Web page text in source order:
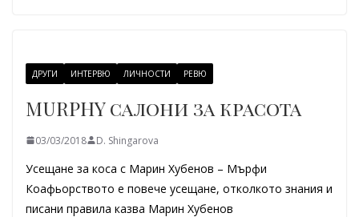
ДРУГИ ИНТЕРВЮ ЛИЧНОСТИ РЕВЮ
MURPHY салони за красота
03/03/2018 D. Shingarova
Усещане за коса с Марин Хубенов – Мърфи
Коафьорството е повече усещане, отколкото знания и
писани правила казва Марин Хубенов